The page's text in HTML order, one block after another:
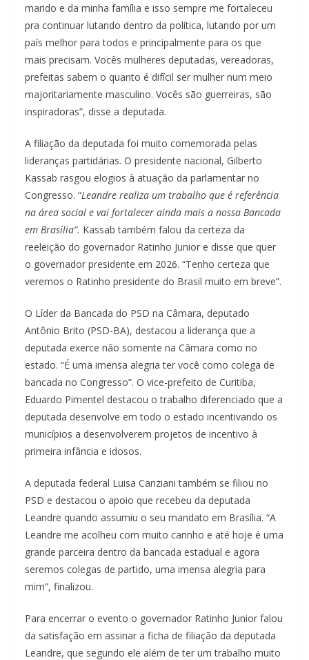
marido e da minha família e isso sempre me fortaleceu
pra continuar lutando dentro da política, lutando por um
país melhor para todos e principalmente para os que
mais precisam. Vocês mulheres deputadas, vereadoras,
prefeitas sabem o quanto é difícil ser mulher num meio
majoritariamente masculino. Vocês são guerreiras, são
inspiradoras”, disse a deputada.
A filiação da deputada foi muito comemorada pelas
lideranças partidárias. O presidente nacional, Gilberto
Kassab rasgou elogios à atuação da parlamentar no
Congresso. “Leandre realiza um trabalho que é referência
na área social e vai fortalecer ainda mais a nossa Bancada
em Brasília”. Kassab também falou da certeza da
reeleição do governador Ratinho Junior e disse que quer
o governador presidente em 2026. “Tenho certeza que
veremos o Ratinho presidente do Brasil muito em breve”.
O Líder da Bancada do PSD na Câmara, deputado
Antônio Brito (PSD-BA), destacou a liderança que a
deputada exerce não somente na Câmara como no
estado. “É uma imensa alegria ter você como colega de
bancada no Congresso”. O vice-prefeito de Curitiba,
Eduardo Pimentel destacou o trabalho diferenciado que a
deputada desenvolve em todo o estado incentivando os
municípios a desenvolverem projetos de incentivo à
primeira infância e idosos.
A deputada federal Luisa Canziani também se filiou no
PSD e destacou o apoio que recebeu da deputada
Leandre quando assumiu o seu mandato em Brasília. “A
Leandre me acolheu com muito carinho e até hoje é uma
grande parceira dentro da bancada estadual e agora
seremos colegas de partido, uma imensa alegria para
mim”, finalizou.
Para encerrar o evento o governador Ratinho Junior falou
da satisfação em assinar a ficha de filiação da deputada
Leandre, que segundo ele além de ter um trabalho muito